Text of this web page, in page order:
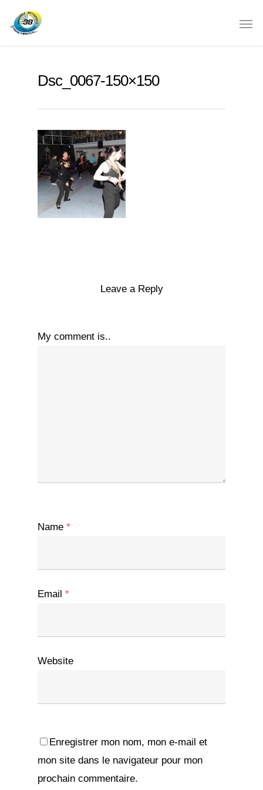
Dsc_0067-150×150
Leave a Reply
My comment is..
Name *
Email *
Website
Enregistrer mon nom, mon e-mail et
mon site dans le navigateur pour mon
prochain commentaire.